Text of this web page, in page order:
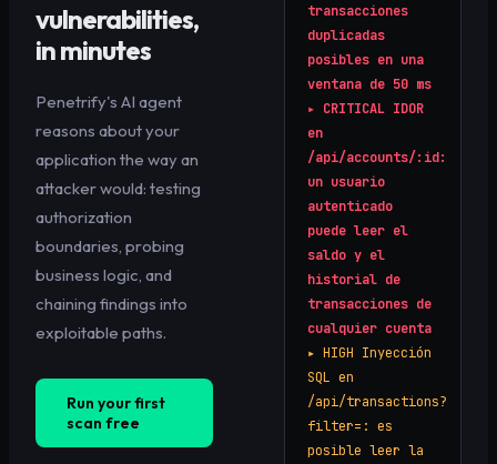
vulnerabilities,
in minutes
Penetrify's AI agent
reasons about your
application the way an
attacker would: testing
authorization
boundaries, probing
business logic, and
chaining findings into
exploitable paths.
Run your first
scan free
transacciones
duplicadas
posibles en una
ventana de 50 ms
▸ CRITICAL IDOR
en
/api/accounts/:id:
un usuario
autenticado
puede leer el
saldo y el
historial de
transacciones de
cualquier cuenta
▸ HIGH Inyección
SQL en
/api/transactions?
filter=: es
posible leer la